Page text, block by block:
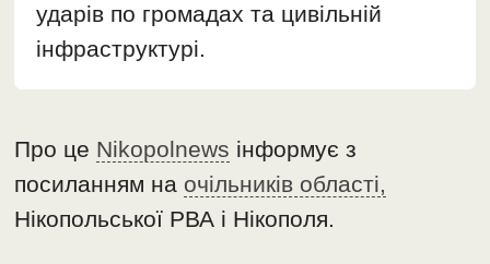
ударів по громадах та цивільній
інфраструктурі.
Про це Nikopolnews інформує з
посиланням на очільників області,
Нікопольської РВА і Нікополя.